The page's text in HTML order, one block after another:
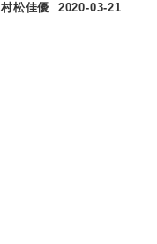
村松佳優 2020-03-21